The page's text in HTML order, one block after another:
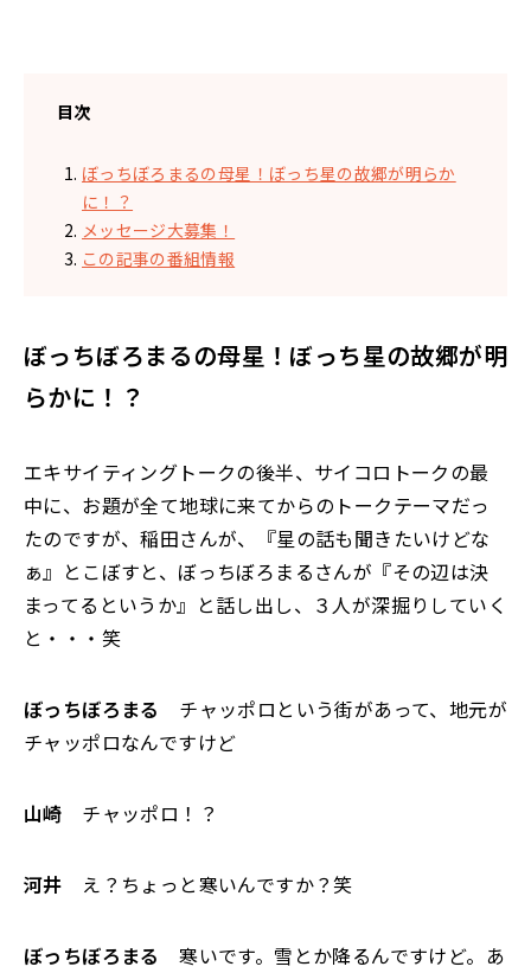
目次
ぼっちぼろまるの母星！ぼっち星の故郷が明らか
に！？
メッセージ大募集！
この記事の番組情報
ぼっちぼろまるの母星！ぼっち星の故郷が明
らかに！？
エキサイティングトークの後半、サイコロトークの最
中に、お題が全て地球に来てからのトークテーマだっ
たのですが、稲田さんが、『星の話も聞きたいけどな
ぁ』とこぼすと、ぼっちぼろまるさんが『その辺は決
まってるというか』と話し出し、３人が深掘りしていく
と・・・笑
ぼっちぼろまる チャッポロという街があって、地元が
チャッポロなんですけど
山崎 チャッポロ！？
河井 え？ちょっと寒いんですか？笑
ぼっちぼろまる寒いです。雪とか降るんですけど。あ